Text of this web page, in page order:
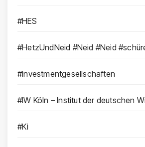
#HES
#HetzUndNeid #Neid #Neid
#Investmentgesellschaften
#IW Köln – Institut der deutschen
#Ki